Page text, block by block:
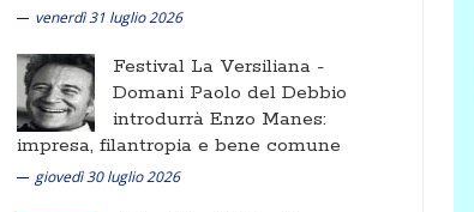
venerdì 31 luglio 2026
Festival La Versiliana -
Domani Paolo del Debbio
introdurrà Enzo Manes:
impresa, filantropia e bene comune
giovedì 30 luglio 2026